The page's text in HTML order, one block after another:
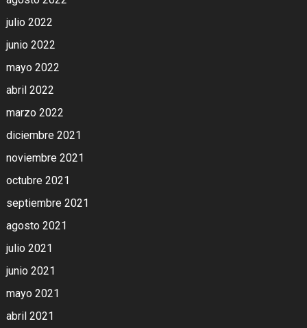
julio 2022
junio 2022
mayo 2022
abril 2022
marzo 2022
diciembre 2021
noviembre 2021
octubre 2021
septiembre 2021
agosto 2021
julio 2021
junio 2021
mayo 2021
abril 2021